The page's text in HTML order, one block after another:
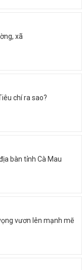
xã
chí ra sao?
bàn tỉnh Cà Mau
vươn lên mạnh mẽ